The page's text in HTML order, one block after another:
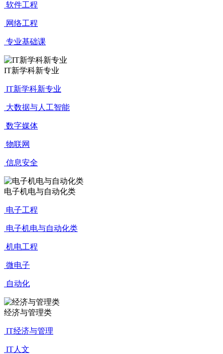
软件工程
网络工程
专业基础课
IT新学科新专业
IT新学科新专业
大数据与人工智能
数字媒体
物联网
信息安全
电子机电与自动化类
电子工程
电子机电与自动化类
机电工程
微电子
自动化
经济与管理类
IT经济与管理
IT人文